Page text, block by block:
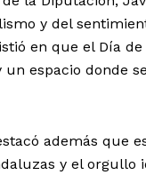
y del
en que el Día
un espacio donde
además que
y el orgullo